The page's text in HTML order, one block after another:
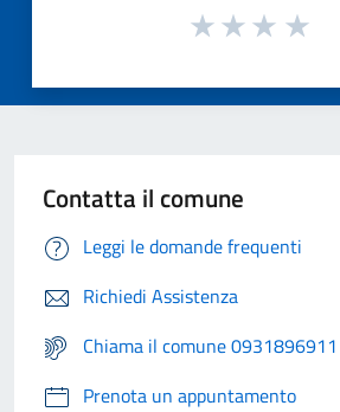
Contatta il comune
Leggi le domande frequenti
Richiedi Assistenza
Chiama il comune 0931896911
Prenota un appuntamento